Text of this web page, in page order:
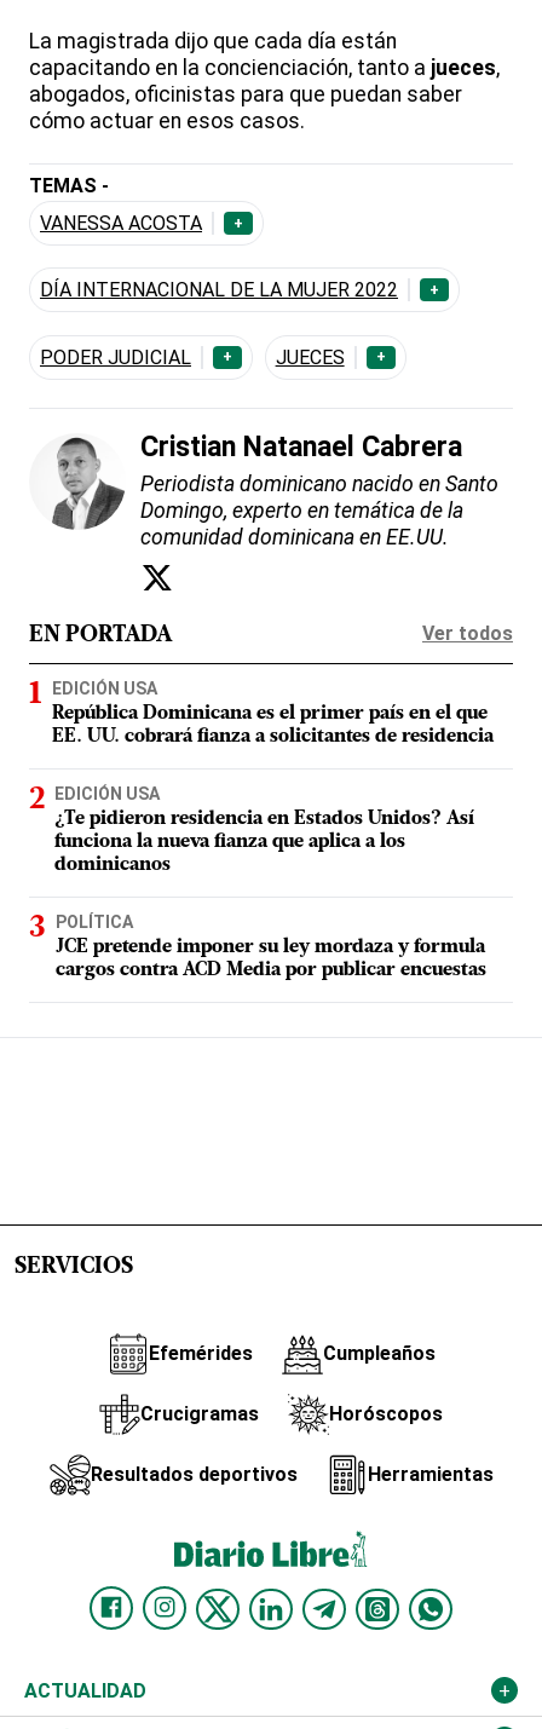
La magistrada dijo que cada día están
capacitando en la concienciación, tanto a jueces,
abogados, oficinistas para que puedan saber
cómo actuar en esos casos.
TEMAS -
VANESSA ACOSTA
+
DÍA INTERNACIONAL DE LA MUJER 2022 +
PODER JUDICIAL + JUECES +
Cristian Natanael Cabrera
Periodista dominicano nacido en Santo
Domingo, experto en temática de la
comunidad dominicana en EE.UU.
EN PORTADA Ver todos
EDICIÓN USA
República Dominicana es el primer país en el que
EE. UU. cobrará fianza a solicitantes de residencia
EDICIÓN USA
¿Te pidieron residencia en Estados Unidos? Así
funciona la nueva fianza que aplica a los
dominicanos
POLÍTICA
JCE pretende imponer su ley mordaza y formula
cargos contra ACD Media por publicar encuestas
SERVICIOS
Efemérides Cumpleaños
Crucigramas Horóscopos
Resultados deportivos Herramientas
ACTUALIDAD